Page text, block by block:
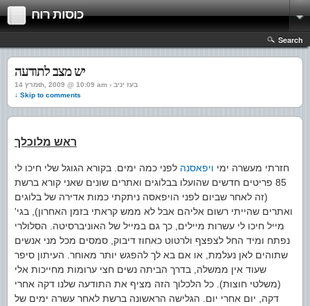
כוסות רוח
Search
יש מצב לתודעה
מרץ 14th, 2009 @ 10:09 am › בעז יניב
↓ Skip to comments
ראש מלוכלך
חזרתי מעשרה ימי ויפאסנה לפני כמה ימים. בקורא הגוגל שלי חיכו לי
85 פריטים חדשים שהועלו בבלוגים ואתרים שונים שאני קורא ברשת
(זה לאחר שביום לפני הויפאסה ניתקתי כמות אדירה של בלוגים
ואתרים שהייתי רשום אליהם אבל לא ממש קראתי בזמן האחרון), בגי'
מייל חיכו לי עשרות מיילים, כך גם במייל של האוניברסיטה. הסלולרי
נפתח ומיד החל לצפצף ולרטוט כאחוז דיבוק, סמסים מכל מני אנשים
שתוהים לאן נעלמת, או אם בא לך להפגש יותר מאוחר. העיתון סיפר
שעוד אין ממשלה, בדרך הביתה נשים חצי ערומות מחייכות אלי
(משלטי חוצות). כל הלכלוך הזה מציף את התודעה שלנו דקה אחרי
דקה, יום אחרי יום. הגלישה הראשונה ברשת לאחר עשרה ימים של